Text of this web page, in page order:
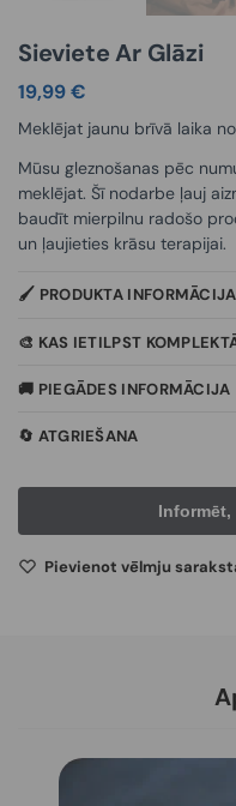
Sieviete Ar Glāzi
19,99€
Meklējat jaunu brīvā laika
Mūsu gleznošanas pēc
meklējat. Šī nodarbe ļauj
baudīt mierpilnu radošo
un ļaujieties krāsu terapijai.
🖌️ PRODUKTA INFORMĀCIJA
🎨 KAS IETILPST
🚚 PIEGĀDES INFORMĀCIJA
🔄 ATGRIEŠANA
Pievienot vēlmju